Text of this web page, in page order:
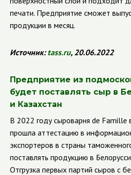
печати. Предприятие сможет
продукции в месяц.
Источник:tass.ru, 20.06.2022
Предприятие из
будет поставлять сыр в
и Казахстан
В 2022 году сыроварня de Famille
прошла аттестацию в
экспортеров в страны
поставлять продукцию в
Отгрузка первых партий сыров с